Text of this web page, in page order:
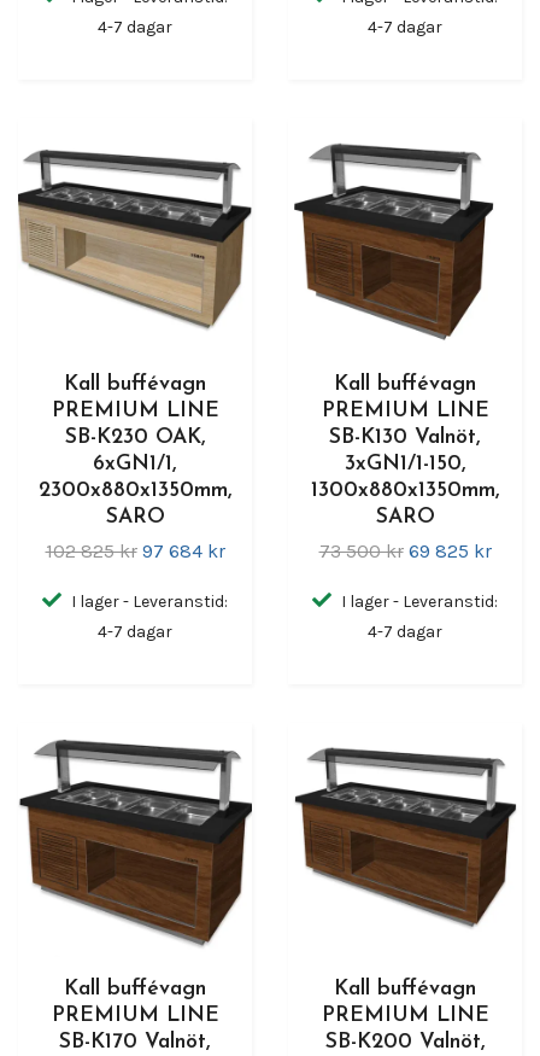
4-7 dagar
4-7 dagar
Kall buffévagn
PREMIUM LINE
SB-K230 OAK,
6xGN1/1,
2300x880x1350mm,
SARO
102 825 kr 97 684 kr
I lager - Leveranstid:
4-7 dagar
Kall buffévagn
PREMIUM LINE
SB-K130 Valnöt,
3xGN1/1-150,
1300x880x1350mm,
SARO
73 500 kr 69 825 kr
I lager - Leveranstid:
4-7 dagar
Kall buffévagn
PREMIUM LINE
SB-K170 Valnöt,
Kall buffévagn
PREMIUM LINE
SB-K200 Valnöt,